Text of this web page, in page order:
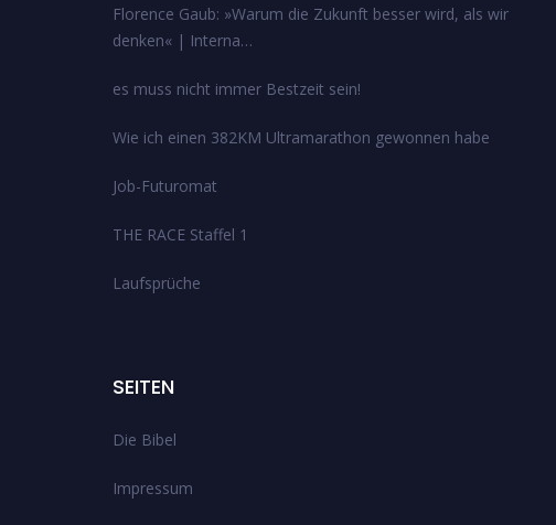
Florence Gaub: »Warum die Zukunft besser wird, als wir
denken« | Interna…
es muss nicht immer Bestzeit sein!
Wie ich einen 382KM Ultramarathon gewonnen habe
Job-Futuromat
THE RACE Staffel 1
Laufsprüche
SEITEN
Die Bibel
Impressum